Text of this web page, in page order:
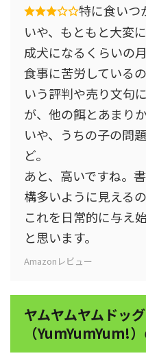
特に食いつ
いや、もともと大変
成犬になるくらいの
食事に苦労している
いう評判や売り文句
が、他の餌とあまり
いや、うちの子の問
ど。
あと、高いですね。
構多いように見えるの
これを日常的に与え
と思います。
Amazonレビュー
ヤムヤムヤムドッ
（YumYumYum!